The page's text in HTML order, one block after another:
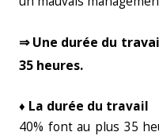
⇒ Une durée du
35 heures.
♦ La durée du travail
40% font au plus 35